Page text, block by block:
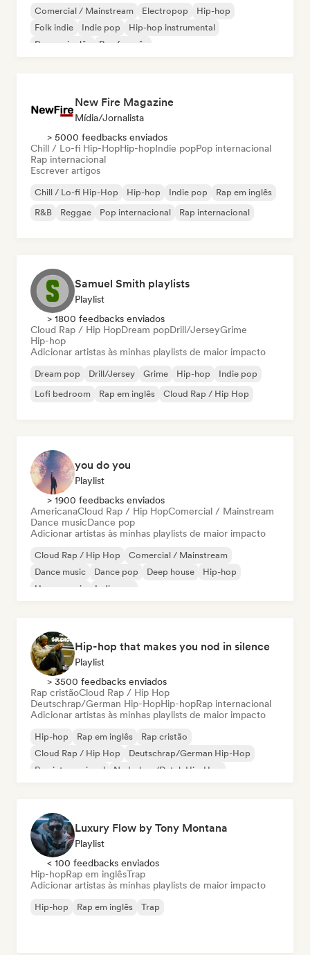
Comercial / Mainstream Electropop
Hip-hop
Folk indie
Indie pop
Hip-hop instrumental
Rap em inglês
Rap francês
New Fire Magazine
Mídia/Jornalista
> 5000 feedbacks enviados
Chill / Lo-fi Hip-HopHip-hopIndie popPop internacional
Rap internacional
Escrever artigos
Chill / Lo-fi Hip-Hop Hip-hop Indie pop
Rap em inglês
R&B
Reggae Pop internacional Rap internacional
Samuel Smith playlists
Playlist
> 1800 feedbacks enviados
Cloud Rap / Hip HopDream popDrill/JerseyGrime
Hip-hop
Adicionar artistas às minhas playlists de maior impacto
Dream pop Drill/Jersey Grime Hip-hop
Indie pop
Lofi bedroom
Rap em inglês Cloud Rap / Hip Hop
you do you
Playlist
> 1900 feedbacks enviados
AmericanaCloud Rap / Hip HopComercial / Mainstream
Dance musicDance pop
Adicionar artistas às minhas playlists de maior impacto
Cloud Rap / Hip Hop
Comercial / Mainstream
Dance music
Dance pop Deep house
Hip-hop
House music
Indie pop
Hip-hop that makes you nod in silence
Playlist
> 3500 feedbacks enviados
Rap cristãoCloud Rap / Hip Hop
Deutschrap/German Hip-HopHip-hopRap internacional
Adicionar artistas às minhas playlists de maior impacto
Hip-hop Rap em inglês
Rap cristão
Cloud Rap / Hip Hop
Deutschrap/German Hip-Hop
Rap internacional
Nederhop/Dutch Hip-Hop
Luxury Flow by Tony Montana
Playlist
< 100 feedbacks enviados
Hip-hopRap em inglêsTrap
Adicionar artistas às minhas playlists de maior impacto
Hip-hop Rap em inglês Trap